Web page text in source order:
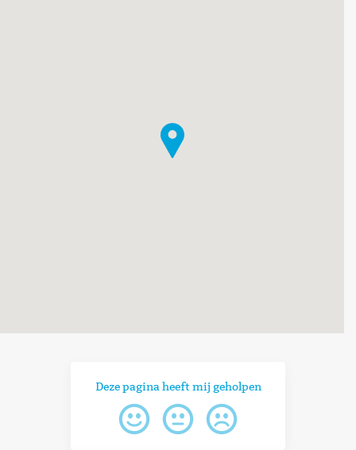
Deze pagina heeft mij geholpen